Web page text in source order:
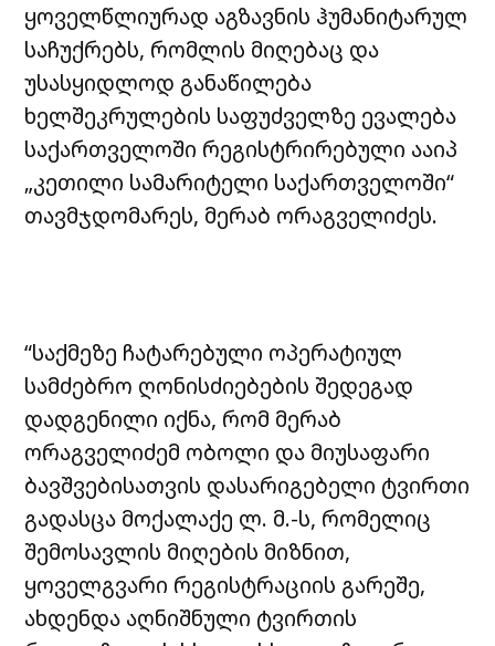
ყოველწლიურად აგზავნის ჰუმანიტარულ
საჩუქრებს, რომლის მიღებაც და
უსასყიდლოდ განაწილება
ხელშეკრულების საფუძველზე ევალება
საქართველოში რეგისტრირებული ააიპ
„კეთილი სამარიტელი საქართველოში“
თავმჯდომარეს, მერაბ ორაგველიძეს.
“საქმეზე ჩატარებული ოპერატიულ
სამძებრო ღონისძიებების შედეგად
დადგენილი იქნა, რომ მერაბ
ორაგველიძემ ობოლი და მიუსაფარი
ბავშვებისათვის დასარიგებელი ტვირთი
გადასცა მოქალაქე ლ. მ.-ს, რომელიც
შემოსავლის მიღების მიზნით,
ყოველგვარი რეგისტრაციის გარეშე,
ახდენდა აღნიშნული ტვირთის